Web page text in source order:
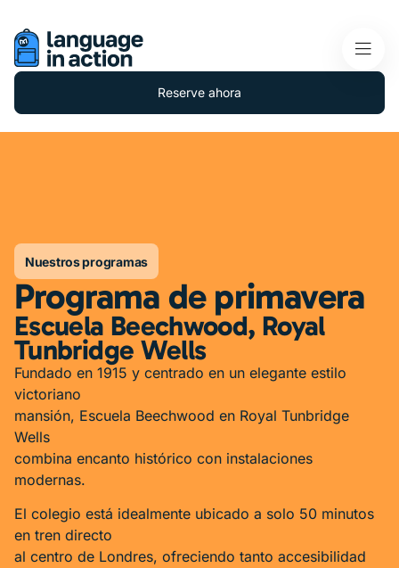
Reserve ahora
Nuestros programas
Programa de primavera
Escuela Beechwood, Royal
Tunbridge Wells
Fundado en 1915 y centrado en un elegante estilo
victoriano
mansión, Escuela Beechwood en Royal Tunbridge
Wells
combina encanto histórico con instalaciones
modernas.
El colegio está idealmente ubicado a solo 50 minutos
en tren directo
al centro de Londres, ofreciendo tanto accesibilidad